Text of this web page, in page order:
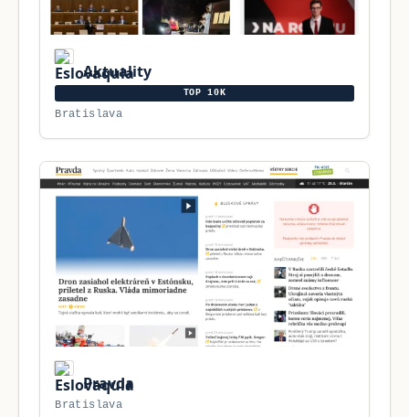
Aktuality
TOP 10K
Bratislava
Pravda
Bratislava